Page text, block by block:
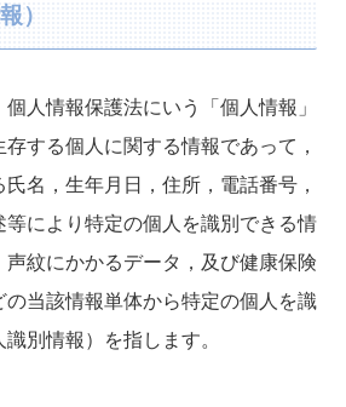
）
個人情報保護法にいう「個人情報」
する個人に関する情報であって，
名，生年月日，住所，電話番号，
等により特定の個人を識別できる情
紋にかかるデータ，及び健康保険
の当該情報単体から特定の個人を識
別情報）を指します。